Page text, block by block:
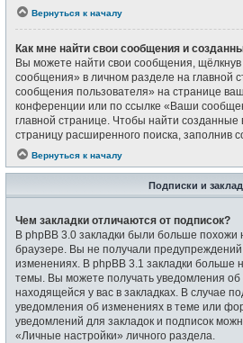
Вернуться к началу
Как мне найти свои сообщения и
Вы можете найти свои сообщения,
сообщения» в личном разделе на главной
сообщения пользователя» на странице
конференции или по ссылке «Ваши
главной странице. Чтобы найти созданные
страницу расширенного поиска, заполнив
Вернуться к началу
Подписки и
Чем закладки отличаются от подписок?
В phpBB 3.0 закладки были больше похожи
браузере. Вы не получали
изменениях. В phpBB 3.1 закладки больше
темы. Вы можете получать уведомления об
находящейся у вас в закладках. В случае
уведомления об изменениях в теме или
уведомлений для закладок и подписок
«Личные настройки» личного раздела.